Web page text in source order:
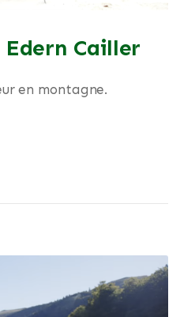
Cailler
en montagne.